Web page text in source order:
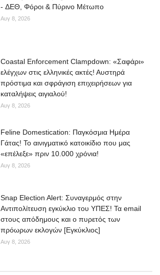
- ΔΕΘ, Φόροι & Πύρινο Μέτωπο
Αυγ 8, 2026
Coastal Enforcement Clampdown: «Σαφάρι»
ελέγχων στις ελληνικές ακτές! Αυστηρά
πρόστιμα και σφράγιση επιχειρήσεων για
καταλήψεις αιγιαλού!
Αυγ 8, 2026
Feline Domestication: Παγκόσμια Ημέρα
Γάτας! Το αινιγματικό κατοικίδιο που μας
«επέλεξε» πριν 10.000 χρόνια!
Αυγ 8, 2026
Snap Election Alert: Συναγερμός στην
Αντιπολίτευση εγκύκλιο του ΥΠΕΣ! Τα email
στους απόδημους και ο πυρετός των
πρόωρων εκλογών [Εγκύκλιος]
Αυγ 8, 2026